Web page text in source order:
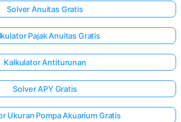
Solver Anuitas Gratis
Pajak Anuitas Gratis
Kalkulator Antiturunan
Solver APY Gratis
Ukuran Pompa Akuarium Gratis